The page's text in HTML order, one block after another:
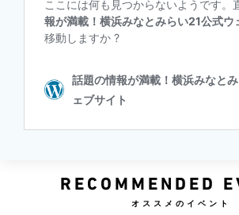
RECOMMENDED
オススメのイベント